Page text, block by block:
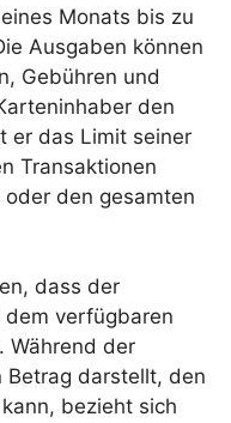
Monats bis zu
Ausgaben können
Gebühren und
den
er das Limit seiner
Transaktionen
den gesamten
dass der
verfügbaren
Während der
Betrag darstellt, den
bezieht sich